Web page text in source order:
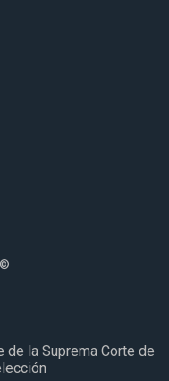
de la Suprema Corte de